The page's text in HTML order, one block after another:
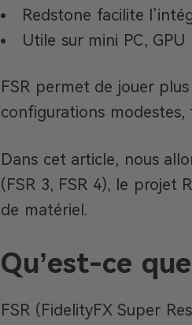
Redstone facilite
Utile sur mini PC,
FSR permet de jouer
configurations
Dans cet article, nous
(FSR 3, FSR 4), le projet
de matériel.
Qu’est-ce
FSR (FidelityFX Super